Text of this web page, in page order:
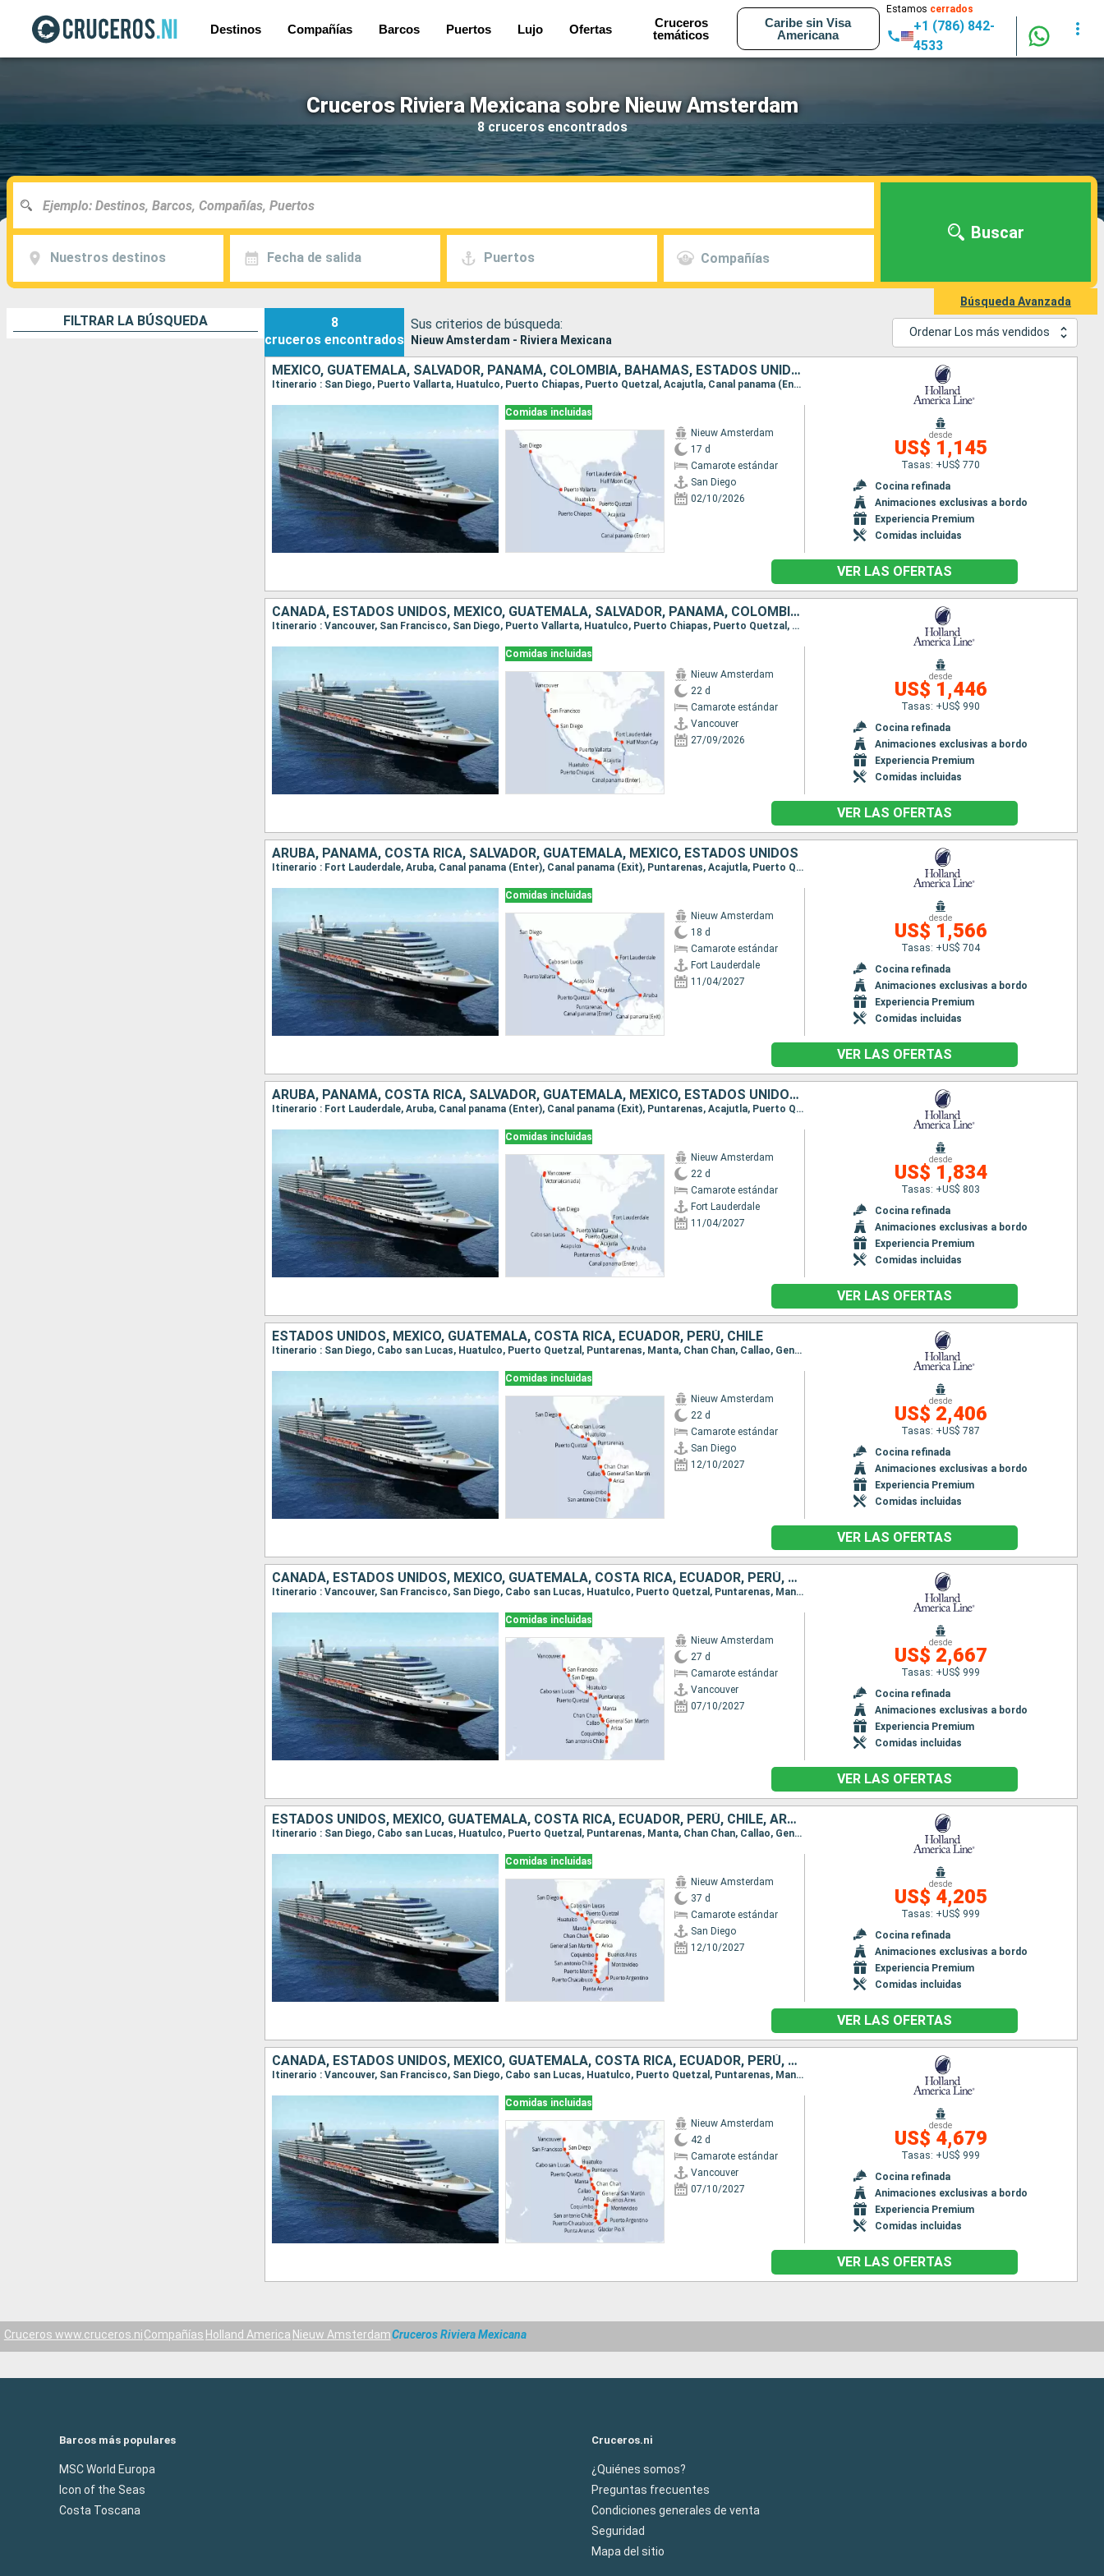
Destinos Compañías Barcos Puertos Lujo Ofertas
Cruceros
temáticos
Caribe sin Visa
Americana
Estamos cerrados
+1 (786) 842-
4533
Cruceros Riviera Mexicana sobre Nieuw Amsterdam
8 cruceros encontrados
Nuestros destinos Fecha de salida Puertos Compañías
Buscar
Búsqueda Avanzada
FILTRAR LA BÚSQUEDA
8
cruceros encontrados
Sus criterios de búsqueda:
Nieuw Amsterdam - Riviera Mexicana
Ordenar Los más vendidos
MÉXICO, GUATEMALA, SALVADOR, PANAMÁ, COLOMBIA, BAHAMAS, ESTADOS UNIDOS
Itinerario : San Diego, Puerto Vallarta, Huatulco, Puerto Chiapas, Puerto Quetzal, Acajutla, Canal panama (Enter), Canal panama (Exit), Cartagena de Indias, Half Moon Cay, Fort Lauderdale
Comidas incluidas
Nieuw Amsterdam
17 d
Camarote estándar
San Diego
02/10/2026
desde
US$ 1,145
Tasas: +US$ 770
Cocina refinada
Animaciones exclusivas a bordo
Experiencia Premium
Comidas incluidas
VER LAS OFERTAS
CANADÁ, ESTADOS UNIDOS, MÉXICO, GUATEMALA, SALVADOR, PANAMÁ, COLOMBIA, BAHAMAS
Itinerario : Vancouver, San Francisco, San Diego, Puerto Vallarta, Huatulco, Puerto Chiapas, Puerto Quetzal, Acajutla, Canal panama (Enter), Canal panama (Exit), Cartagena de Indias, Half Moon Cay, Fort Lauderdale
Comidas incluidas
Nieuw Amsterdam
22 d
Camarote estándar
Vancouver
27/09/2026
desde
US$ 1,446
Tasas: +US$ 990
Cocina refinada
Animaciones exclusivas a bordo
Experiencia Premium
Comidas incluidas
VER LAS OFERTAS
ARUBA, PANAMÁ, COSTA RICA, SALVADOR, GUATEMALA, MÉXICO, ESTADOS UNIDOS
Itinerario : Fort Lauderdale, Aruba, Canal panama (Enter), Canal panama (Exit), Puntarenas, Acajutla, Puerto Quetzal, Acapulco, Puerto Vallarta, Cabo san Lucas, San Diego
Comidas incluidas
Nieuw Amsterdam
18 d
Camarote estándar
Fort Lauderdale
11/04/2027
desde
US$ 1,566
Tasas: +US$ 704
Cocina refinada
Animaciones exclusivas a bordo
Experiencia Premium
Comidas incluidas
VER LAS OFERTAS
ARUBA, PANAMÁ, COSTA RICA, SALVADOR, GUATEMALA, MÉXICO, ESTADOS UNIDOS, CANADÁ
Itinerario : Fort Lauderdale, Aruba, Canal panama (Enter), Canal panama (Exit), Puntarenas, Acajutla, Puerto Quetzal, Acapulco, Puerto Vallarta, Cabo san Lucas, San Diego, Victoria, Vancouver
Comidas incluidas
Nieuw Amsterdam
22 d
Camarote estándar
Fort Lauderdale
11/04/2027
desde
US$ 1,834
Tasas: +US$ 803
Cocina refinada
Animaciones exclusivas a bordo
Experiencia Premium
Comidas incluidas
VER LAS OFERTAS
ESTADOS UNIDOS, MÉXICO, GUATEMALA, COSTA RICA, ECUADOR, PERÚ, CHILE
Itinerario : San Diego, Cabo san Lucas, Huatulco, Puerto Quetzal, Puntarenas, Manta, Chan Chan, Callao, General San Martin, Arica, Coquimbo, San antonio Chile
Comidas incluidas
Nieuw Amsterdam
22 d
Camarote estándar
San Diego
12/10/2027
desde
US$ 2,406
Tasas: +US$ 787
Cocina refinada
Animaciones exclusivas a bordo
Experiencia Premium
Comidas incluidas
VER LAS OFERTAS
CANADÁ, ESTADOS UNIDOS, MÉXICO, GUATEMALA, COSTA RICA, ECUADOR, PERÚ, CHILE
Itinerario : Vancouver, San Francisco, San Diego, Cabo san Lucas, Huatulco, Puerto Quetzal, Puntarenas, Manta, Chan Chan, Callao, General San Martin, Arica, Coquimbo, San antonio Chile
Comidas incluidas
Nieuw Amsterdam
27 d
Camarote estándar
Vancouver
07/10/2027
desde
US$ 2,667
Tasas: +US$ 999
Cocina refinada
Animaciones exclusivas a bordo
Experiencia Premium
Comidas incluidas
VER LAS OFERTAS
ESTADOS UNIDOS, MÉXICO, GUATEMALA, COSTA RICA, ECUADOR, PERÚ, CHILE, ARGENTINA, ISLAS MALVINAS, URUGUAY
Itinerario : San Diego, Cabo san Lucas, Huatulco, Puerto Quetzal, Puntarenas, Manta, Chan Chan, Callao, General San Martin, Arica, Coquimbo, San antonio Chile, Puerto Montt, Puerto Chacabuco, Glaciar Pio X, Punta Arenas, Ushuaia, Puerto Argentino, Montevideo, Buenos Aires
Comidas incluidas
Nieuw Amsterdam
37 d
Camarote estándar
San Diego
12/10/2027
desde
US$ 4,205
Tasas: +US$ 999
Cocina refinada
Animaciones exclusivas a bordo
Experiencia Premium
Comidas incluidas
VER LAS OFERTAS
CANADÁ, ESTADOS UNIDOS, MÉXICO, GUATEMALA, COSTA RICA, ECUADOR, PERÚ, CHILE, ARGENTINA, ISLAS MALVINAS, URUGUAY
Itinerario : Vancouver, San Francisco, San Diego, Cabo san Lucas, Huatulco, Puerto Quetzal, Puntarenas, Manta, Chan Chan, Callao, General San Martin, Arica, Coquimbo, San antonio Chile, Puerto Montt, Puerto Chacabuco, Glaciar Pio X, Punta Arenas, Ushuaia, Puerto Argentino, Montevideo, Buenos Aires
Comidas incluidas
Nieuw Amsterdam
42 d
Camarote estándar
Vancouver
07/10/2027
desde
US$ 4,679
Tasas: +US$ 999
Cocina refinada
Animaciones exclusivas a bordo
Experiencia Premium
Comidas incluidas
VER LAS OFERTAS
Cruceros www.cruceros.niCompañías Holland America Nieuw AmsterdamCruceros Riviera Mexicana
Barcos más populares
MSC World Europa
Icon of the Seas
Costa Toscana
Cruceros.ni
¿Quiénes somos?
Preguntas frecuentes
Condiciones generales de venta
Seguridad
Mapa del sitio